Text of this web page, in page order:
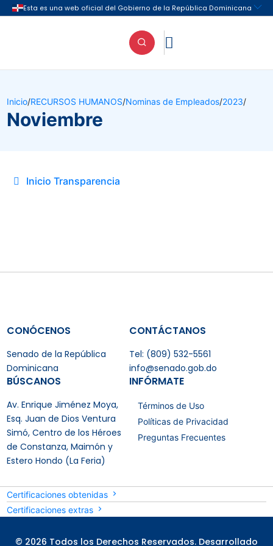

Inicio/RECURSOS HUMANOS/Nominas de Empleados/2023/
Noviembre
Inicio Transparencia
CONÓCENOS
Senado de la República
Dominicana
CONTÁCTANOS
Tel: (809) 532-5561
info@senado.gob.do
BÚSCANOS
Av. Enrique Jiménez Moya,
Esq. Juan de Dios Ventura
Simó, Centro de los Héroes
de Constanza, Maimón y
Estero Hondo (La Feria)
INFÓRMATE
Términos de Uso
Políticas de Privacidad
Preguntas Frecuentes
Certificaciones obtenidas
Certificaciones extras
© 2026 Todos los Derechos Reservados. Desarrollado